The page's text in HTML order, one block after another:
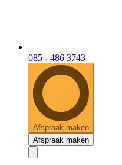
085 - 486 3743
Afspraak maken
Afspraak maken